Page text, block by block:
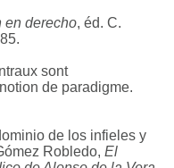
en derecho, éd. C.
sont
de paradigme.
de los infieles y
Robledo, El